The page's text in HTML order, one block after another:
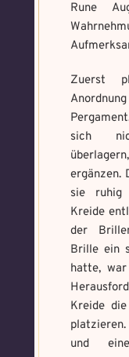
Rune
Zuerst
sich
ergänzen.
sie ruhig
Kreide
der
Brille ein
hatte,
Kreide
und
Voraussetzung:
Magische
Artefakte
Wo
Voraussetzung:
Wo
nur mit,